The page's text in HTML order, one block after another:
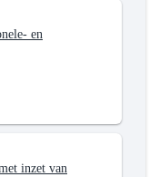
en
inzet van